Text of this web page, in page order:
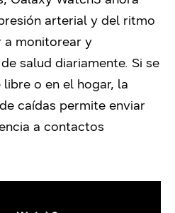
arterial y del ritmo
a monitorear y
salud diariamente. Si se
o en el hogar, la
caídas permite enviar
a contactos